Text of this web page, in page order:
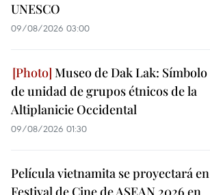
UNESCO
09/08/2026 03:00
Museo de Dak Lak: Símbolo
de unidad de grupos étnicos de la
Altiplanicie Occidental
09/08/2026 01:30
Película vietnamita se proyectará en
Festival de Cine de ASEAN 2026 en